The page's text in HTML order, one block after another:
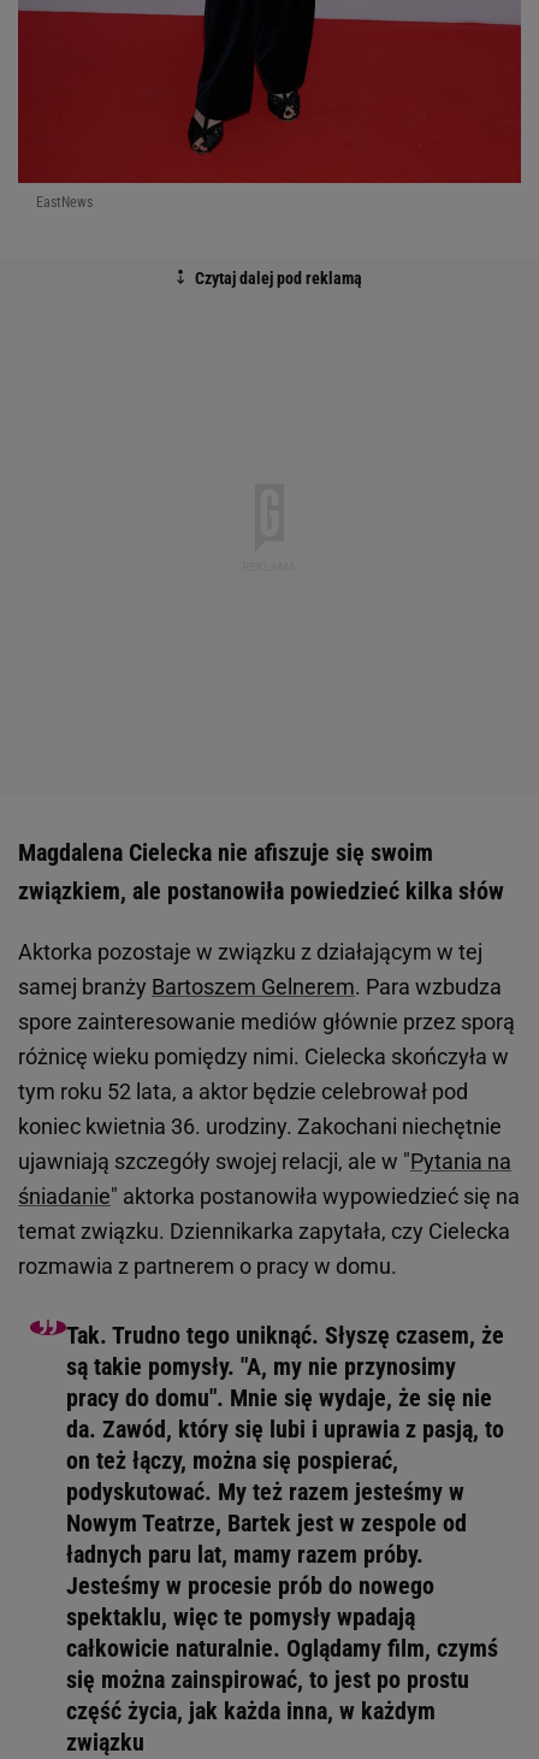
EastNews
Magdalena Cielecka nie afiszuje się swoim
związkiem, ale postanowiła powiedzieć kilka słów
Aktorka pozostaje w związku z działającym w tej
samej branży Bartoszem Gelnerem. Para wzbudza
spore zainteresowanie mediów głównie przez sporą
różnicę wieku pomiędzy nimi. Cielecka skończyła w
tym roku 52 lata, a aktor będzie celebrował pod
koniec kwietnia 36. urodziny. Zakochani niechętnie
ujawniają szczegóły swojej relacji, ale w "Pytania na
śniadanie" aktorka postanowiła wypowiedzieć się na
temat związku. Dziennikarka zapytała, czy Cielecka
rozmawia z partnerem o pracy w domu.
Tak. Trudno tego uniknąć. Słyszę czasem, że
są takie pomysły. "A, my nie przynosimy
pracy do domu". Mnie się wydaje, że się nie
da. Zawód, który się lubi i uprawia z pasją, to
on też łączy, można się pospierać,
podyskutować. My też razem jesteśmy w
Nowym Teatrze, Bartek jest w zespole od
ładnych paru lat, mamy razem próby.
Jesteśmy w procesie prób do nowego
spektaklu, więc te pomysły wpadają
całkowicie naturalnie. Oglądamy film, czymś
się można zainspirować, to jest po prostu
część życia, jak każda inna, w każdym
związku